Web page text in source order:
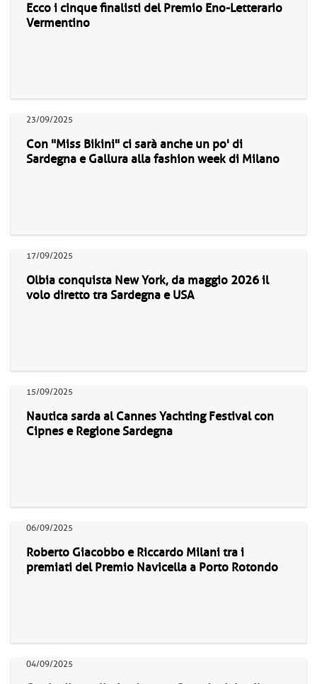
Ecco i cinque finalisti del Premio Eno-Letterario
Vermentino
23/09/2025
Con "Miss Bikini" ci sarà anche un po' di
Sardegna e Gallura alla fashion week di Milano
17/09/2025
Olbia conquista New York, da maggio 2026 il
volo diretto tra Sardegna e USA
15/09/2025
Nautica sarda al Cannes Yachting Festival con
Cipnes e Regione Sardegna
06/09/2025
Roberto Giacobbo e Riccardo Milani tra i
premiati del Premio Navicella a Porto Rotondo
04/09/2025